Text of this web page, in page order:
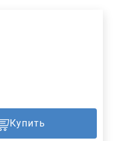
вам за сообщение об
Купить